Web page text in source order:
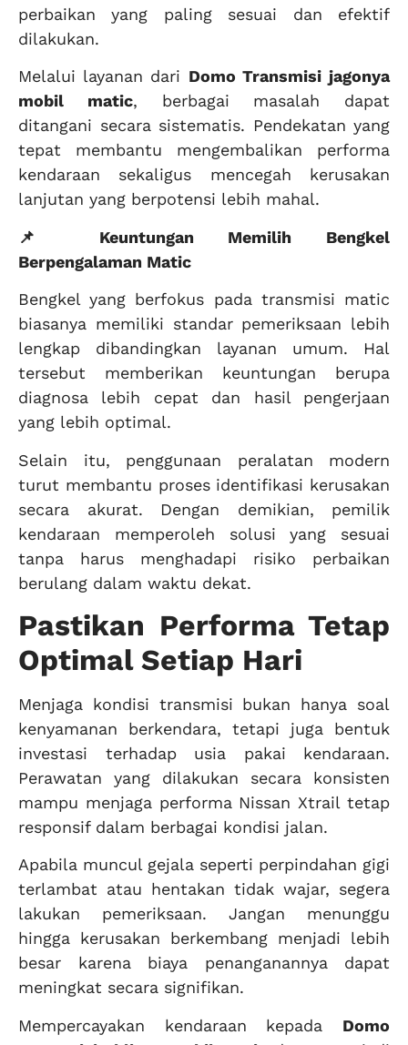
perbaikan yang paling sesuai dan efektif
dilakukan.
Melalui layanan dari Domo Transmisi jagonya
mobil matic, berbagai masalah dapat
ditangani secara sistematis. Pendekatan yang
tepat membantu mengembalikan performa
kendaraan sekaligus mencegah kerusakan
lanjutan yang berpotensi lebih mahal.
📌 Keuntungan Memilih Bengkel
Berpengalaman Matic
Bengkel yang berfokus pada transmisi matic
biasanya memiliki standar pemeriksaan lebih
lengkap dibandingkan layanan umum. Hal
tersebut memberikan keuntungan berupa
diagnosa lebih cepat dan hasil pengerjaan
yang lebih optimal.
Selain itu, penggunaan peralatan modern
turut membantu proses identifikasi kerusakan
secara akurat. Dengan demikian, pemilik
kendaraan memperoleh solusi yang sesuai
tanpa harus menghadapi risiko perbaikan
berulang dalam waktu dekat.
Pastikan Performa Tetap
Optimal Setiap Hari
Menjaga kondisi transmisi bukan hanya soal
kenyamanan berkendara, tetapi juga bentuk
investasi terhadap usia pakai kendaraan.
Perawatan yang dilakukan secara konsisten
mampu menjaga performa Nissan Xtrail tetap
responsif dalam berbagai kondisi jalan.
Apabila muncul gejala seperti perpindahan gigi
terlambat atau hentakan tidak wajar, segera
lakukan pemeriksaan. Jangan menunggu
hingga kerusakan berkembang menjadi lebih
besar karena biaya penanganannya dapat
meningkat secara signifikan.
Mempercayakan kendaraan kepada Domo